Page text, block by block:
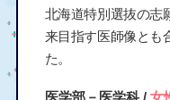
北海道特別選抜の志
来目指す医師像とも
た。
医学部－医学科 / 女